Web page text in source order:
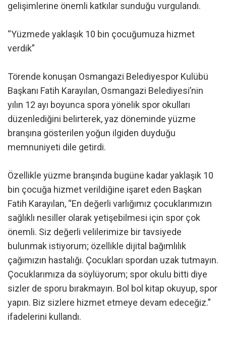
gelişimlerine önemli katkılar sunduğu vurgulandı.
“Yüzmede yaklaşık 10 bin çocuğumuza hizmet
verdik”
Törende konuşan Osmangazi Belediyespor Kulübü
Başkanı Fatih Karayılan, Osmangazi Belediyesi’nin
yılın 12 ayı boyunca spora yönelik spor okulları
düzenlediğini belirterek, yaz döneminde yüzme
branşına gösterilen yoğun ilgiden duyduğu
memnuniyeti dile getirdi.
Özellikle yüzme branşında bugüne kadar yaklaşık 10
bin çocuğa hizmet verildiğine işaret eden Başkan
Fatih Karayılan, “En değerli varlığımız çocuklarımızın
sağlıklı nesiller olarak yetişebilmesi için spor çok
önemli. Siz değerli velilerimize bir tavsiyede
bulunmak istiyorum; özellikle dijital bağımlılık
çağımızın hastalığı. Çocukları spordan uzak tutmayın.
Çocuklarımıza da söylüyorum; spor okulu bitti diye
sizler de sporu bırakmayın. Bol bol kitap okuyup, spor
yapın. Biz sizlere hizmet etmeye devam edeceğiz.”
ifadelerini kullandı.